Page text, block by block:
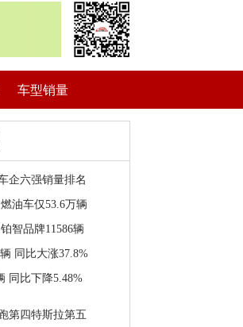
车型销量
企六强销量排名
油车仅53.6万辆
智品牌11586辆
同比大涨37.8%
同比下降5.48%
第四特斯拉第五